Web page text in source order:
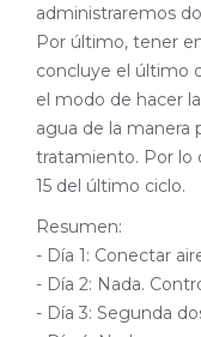
administraremos
Por último, tener
concluye el último
el modo de hacer
agua de la manera
tratamiento. Por lo
15 del último ciclo.
Resumen:
- Día 1: Conectar
- Día 2: Nada.
- Día 3: Segunda